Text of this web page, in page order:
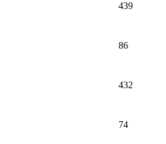
439
86
432
74